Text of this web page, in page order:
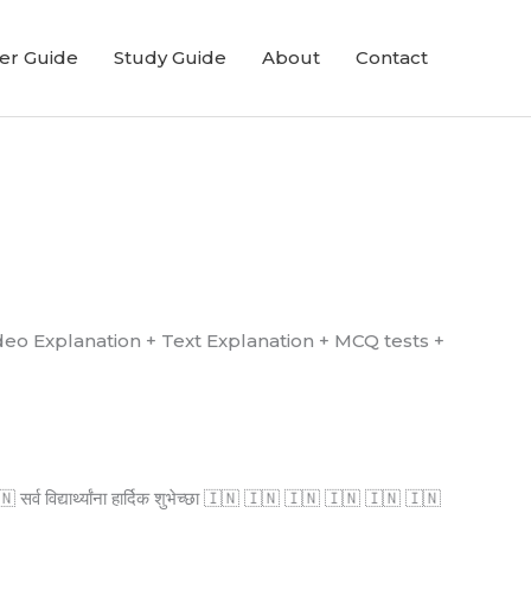
Guide Study Guide About Contact
(Video Explanation + Text Explanation + MCQ tests +
हार्दिक शुभेच्छा 🇮🇳 🇮🇳 🇮🇳 🇮🇳 🇮🇳 🇮🇳